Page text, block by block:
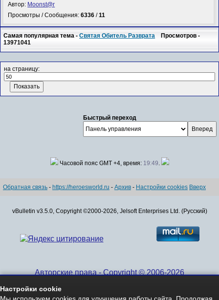
Автор: Mооnst@r
Просмотры / Сообщения:6336 /11
Самая популярная тема -Святая Обитель Разврата Просмотров -
13971041
на страницу:
Быстрый переход
Часовой пояс GMT +4, время: 19:49.
Обратная связь - https://heroesworld.ru - Архив - Настройки cookies Вверх
vBulletin v3.5.0, Copyright ©2000-2026, Jelsoft Enterprises Ltd. (Русский)
Авторские права - Copyright © 2006-2026
Настройки cookie
Мы используем cookies для улучшения работы сайта. Продолжая